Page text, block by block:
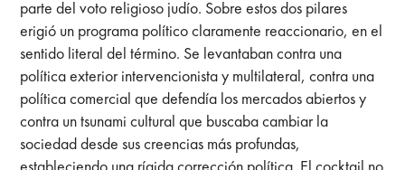
parte del voto religioso judío. Sobre estos dos pilares
erigió un programa político claramente reaccionario, en el
sentido literal del término. Se levantaban contra una
política exterior intervencionista y multilateral, contra una
política comercial que defendía los mercados abiertos y
contra un tsunami cultural que buscaba cambiar la
sociedad desde sus creencias más profundas,
estableciendo una rígida corrección política. El cocktail no